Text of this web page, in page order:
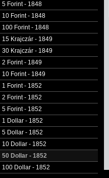
5 Forint - 1848
10 Forint - 1848
100 Forint - 1848
15 Krajczár - 1849
30 Krajczár - 1849
2 Forint - 1849
10 Forint - 1849
1 Forint - 1852
2 Forint - 1852
5 Forint - 1852
1 Dollar - 1852
5 Dollar - 1852
10 Dollar - 1852
50 Dollar - 1852
100 Dollar - 1852